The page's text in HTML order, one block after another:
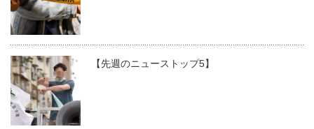
【先週のニューストップ5】